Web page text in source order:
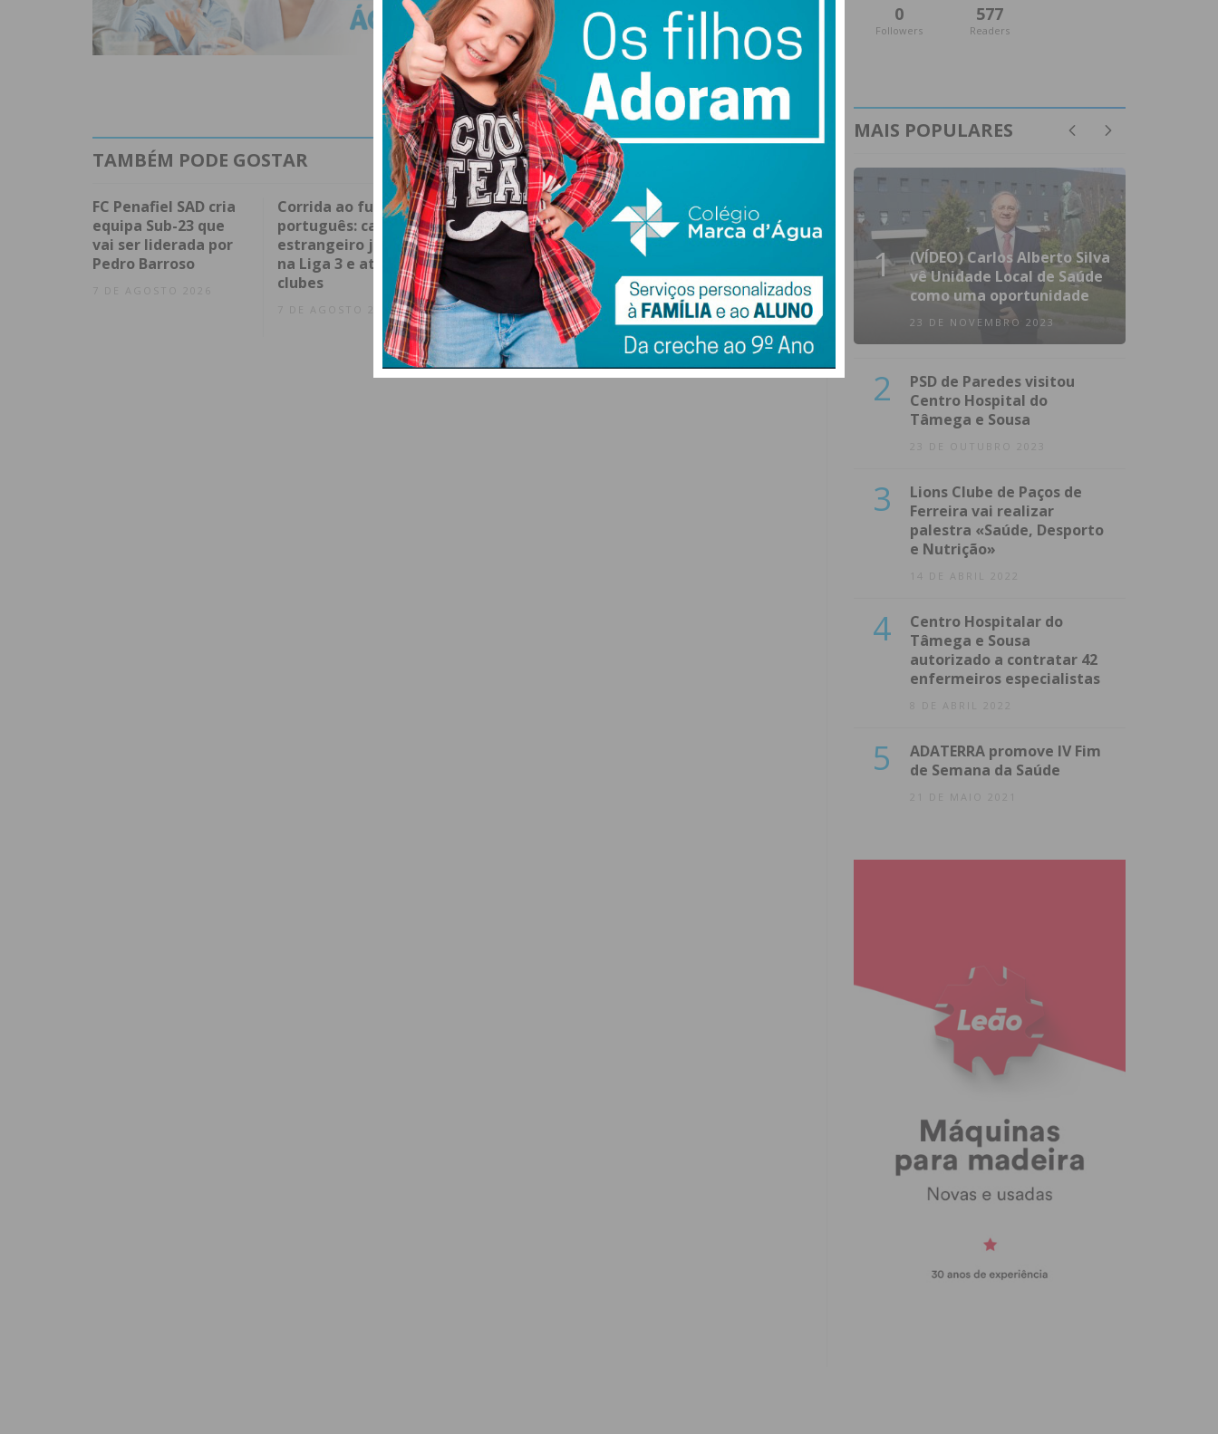
TAMBÉM PODE GOSTAR
FC Penafiel SAD cria
equipa Sub-23 que
vai ser liderada por
Pedro Barroso
7 DE AGOSTO 2026
Corrida ao futebol
português: capital
estrangeiro já entra
na Liga 3 e atrai
clubes
7 DE AGOSTO 2026
Francisco Campos
vence 1.ª etapa da
Volta a Portugal e
Rui Oliveira veste a
Camisola Amarela
6 DE AGOSTO 2026
A tradição
filarmónica cruza-se
com a música
eletrónica no
“Concerto A’Gosto”
em Paços de Ferreira
6 DE AGOSTO 2026
0
Followers
577
Readers
MAIS POPULARES
1
(VÍDEO) Carlos Alberto Silva
vê Unidade Local de Saúde
como uma oportunidade
23 DE NOVEMBRO 2023
2
PSD de Paredes visitou
Centro Hospital do
Tâmega e Sousa
23 DE OUTUBRO 2023
3
Lions Clube de Paços de
Ferreira vai realizar
palestra «Saúde, Desporto
e Nutrição»
14 DE ABRIL 2022
4
Centro Hospitalar do
Tâmega e Sousa
autorizado a contratar 42
enfermeiros especialistas
8 DE ABRIL 2022
5
ADATERRA promove IV Fim
de Semana da Saúde
21 DE MAIO 2021